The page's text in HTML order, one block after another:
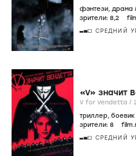
фэнтези, драма
зрители: 8,2
СРЕДНИЙ
«V» значит
V for Vendetta /
триллер, боевик
зрители: 8
СРЕДНИЙ